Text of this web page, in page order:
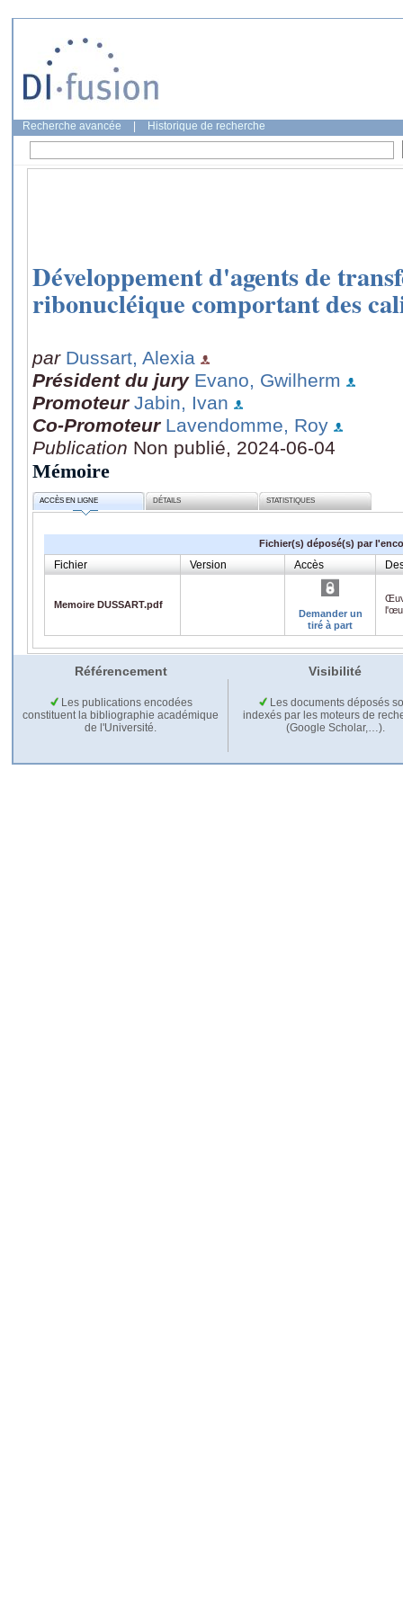
Recherche avancée Historique de recherche
Développement d'agents de
ribonucléique comportant des
par Dussart, Alexia
Président du jury Evano, Gwilherm
Promoteur Jabin, Ivan
Co-Promoteur Lavendomme, Roy
Publication Non publié, 2024-06-04
Mémoire
ACCÈS EN LIGNE DÉTAILS STATISTIQUES
Fichier(s) déposé(s) par
Fichier Version Accès
Memoire DUSSART.pdf
Demander un
tiré à part
Référencement Visibilité
Les publications encodées
constituent la bibliographie académique
de l'Université.
Les documents déposés
indexés par les moteurs de
(Google Scholar,…).